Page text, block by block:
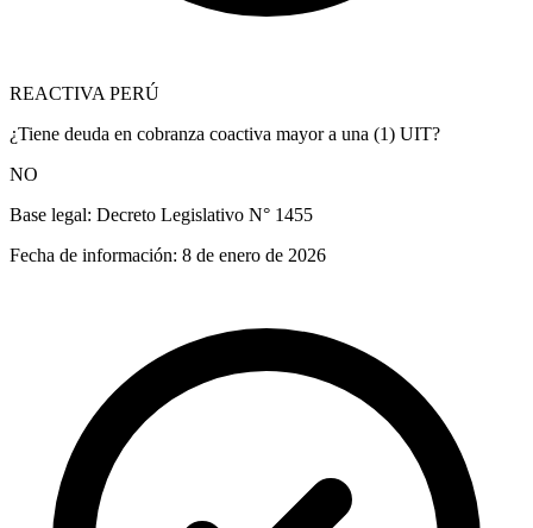
REACTIVA PERÚ
¿Tiene deuda en cobranza coactiva mayor a una (1) UIT?
NO
Base legal: Decreto Legislativo N° 1455
Fecha de información: 8 de enero de 2026